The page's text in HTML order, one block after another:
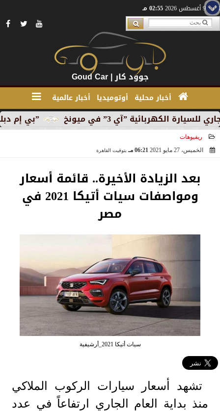
الأحد 9 أغسطس 2026 02:55 مـ
جوود كار | Goud Car
أخبار محلية أوتوميديا أخبار عالمية
”بي إم دبليو” تبدأ ”آي 3” في ميونخ
ريفيوهات
الخميس، 27 مايو 2021
06:21 مـ بتوقيت القاهرة
بعد الزيادة الأخيرة.. قائمة أسعار
ومواصفات سيات أتيكا 2021 في
مصر
سيات أتيكا 2021_أرشيفية
تشهد أسعار سيارات الركوب الملاكي
منذ بداية العام الجاري ارتفاعاً في عدد